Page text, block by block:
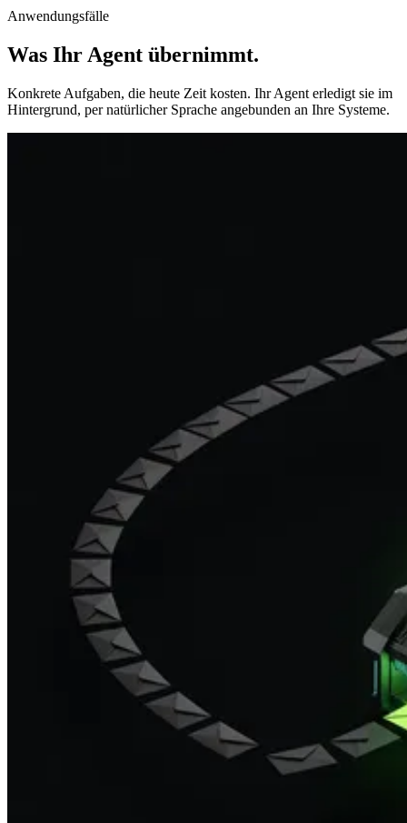
Anwendungsfälle
Was Ihr Agent übernimmt.
Konkrete Aufgaben, die heute Zeit kosten. Ihr Agent erledigt sie im
Hintergrund, per natürlicher Sprache angebunden an Ihre Systeme.